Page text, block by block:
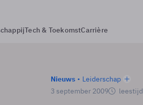
Tech & ToekomstCarrière
Nieuws
Leiderschap
3 september 2009